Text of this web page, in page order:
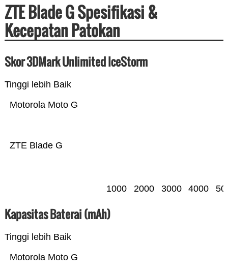
ZTE Blade G Spesifikasi &
Kecepatan Patokan
Skor 3DMark Unlimited IceStorm
Tinggi lebih Baik
ZTE Blade G
Motorola Moto G
1000 2000 3000 4000
Kapasitas Baterai (mAh)
Tinggi lebih Baik
Motorola Moto G